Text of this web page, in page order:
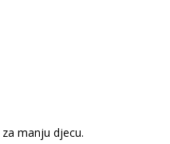
manju djecu.